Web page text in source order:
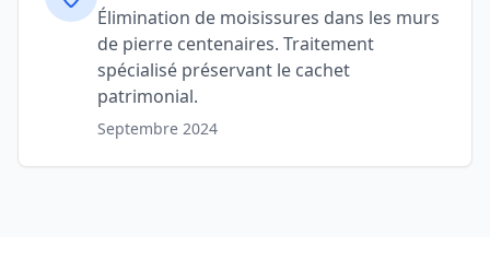
Élimination de moisissures dans les murs
de pierre centenaires. Traitement
spécialisé préservant le cachet
patrimonial.
Septembre 2024